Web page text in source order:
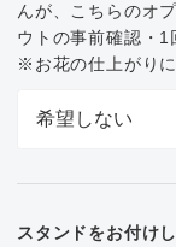
んが、こちらのオ
ウトの事前確認・1
※お花の仕上がり
スタンドをお付け